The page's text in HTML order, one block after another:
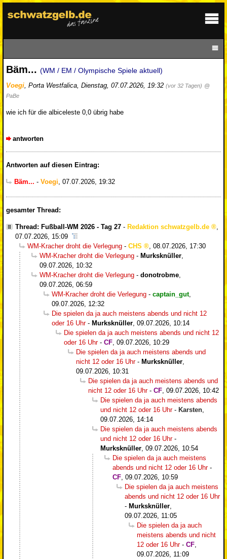
Bäm... (WM / EM / Olympische Spiele aktuell)
Voegi, Porta Westfalica, Dienstag, 07.07.2026, 19:32 (vor 32 Tagen) @
PaBe
wie ich für die albiceleste 0,0 übrig habe
antworten
Antworten auf diesen Eintrag:
Bäm... - Voegi, 07.07.2026, 19:32
gesamter Thread:
Thread: Fußball-WM 2026 - Tag 27 - Redaktion schwatzgelb.de
07.07.2026, 15:09
WM-Kracher droht die Verlegung - CHS
08.07.2026, 17:30
WM-Kracher droht die Verlegung - Murksknüller
09.07.2026, 10:32
WM-Kracher droht die Verlegung - donotrobme
09.07.2026, 06:59
WM-Kracher droht die Verlegung - captain_gut,
09.07.2026, 12:32
Die spielen da ja auch meistens abends und nicht 12
oder 16 Uhr- Murksknüller 09.07.2026, 10:14
Die spielen da ja auch meistens abends und nicht 12
oder 16 Uhr- CF 09.07.2026, 10:29
Die spielen da ja auch meistens abends und
nicht 12 oder 16 Uhr- Murksknüller
09.07.2026, 10:31
Die spielen da ja auch meistens abends und
nicht 12 oder 16 Uhr- CF 09.07.2026, 10:42
Die spielen da ja auch meistens abends
und nicht 12 oder 16 Uhr- Karsten
09.07.2026, 14:14
Die spielen da ja auch meistens abends
und nicht 12 oder 16 Uhr-
Murksknüller 09.07.2026, 10:54
Die spielen da ja auch meistens
abends und nicht 12 oder 16 Uhr-
CF 09.07.2026, 10:59
Die spielen da ja auch meistens
abends und nicht 12 oder 16 Uhr
- Murksknüller
09.07.2026, 11:05
Die spielen da ja auch
meistens abends und nicht
12 oder 16 Uhr- CF
09.07.2026, 11:09